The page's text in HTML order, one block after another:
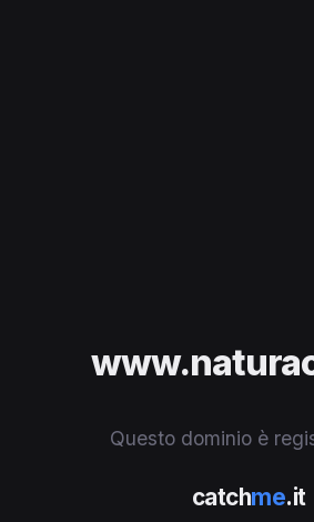
Questo dominio è
catchme.it